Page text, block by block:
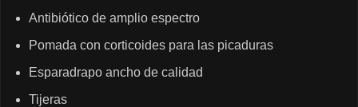
Antibiótico de amplio espectro
Pomada con corticoides para las picaduras
Esparadrapo ancho de calidad
Tijeras